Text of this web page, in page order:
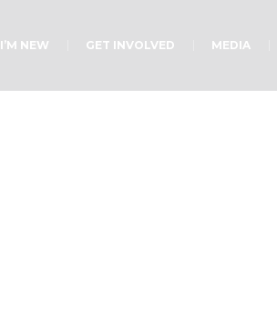
I’M NEW GET INVOLVED MEDIA